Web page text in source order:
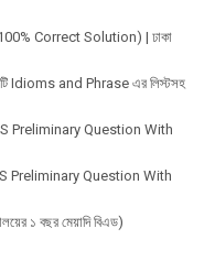
Correct Solution) | ঢাকা
টি Idioms and Phrase এর লিস্টসহ
BCS Preliminary Question With
BCS Preliminary Question With
১ বছর মেয়াদি বিএড)